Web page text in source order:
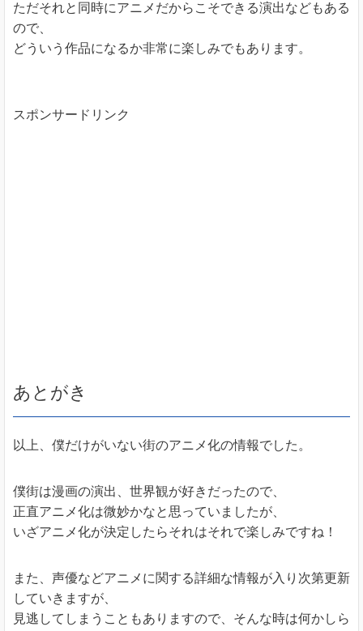
ただそれと同時にアニメだからこそできる演出などもある
ので、
どういう作品になるか非常に楽しみでもあります。
スポンサードリンク
あとがき
以上、僕だけがいない街のアニメ化の情報でした。
僕街は漫画の演出、世界観が好きだったので、
正直アニメ化は微妙かなと思っていましたが、
いざアニメ化が決定したらそれはそれで楽しみですね！
また、声優などアニメに関する詳細な情報が入り次第更新
していきますが、
見逃してしまうこともありますので、そんな時は何かしら